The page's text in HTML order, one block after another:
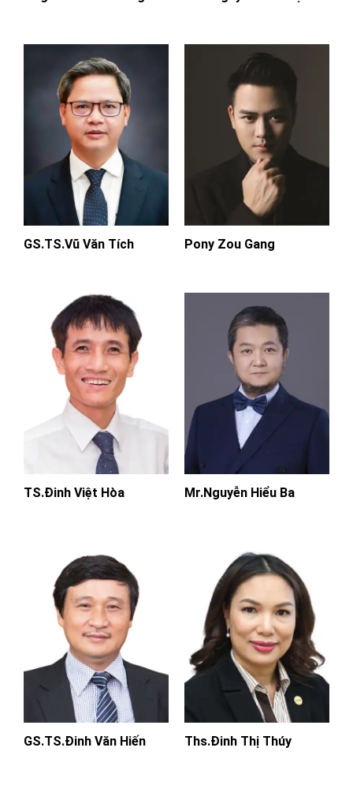
GS.TS.Vũ Văn Tích Pony Zou Gang
TS.Đinh Việt Hòa Mr.Nguyễn Hiểu Ba
GS.TS.Đinh Văn Hiến Ths.Đinh Thị Thúy